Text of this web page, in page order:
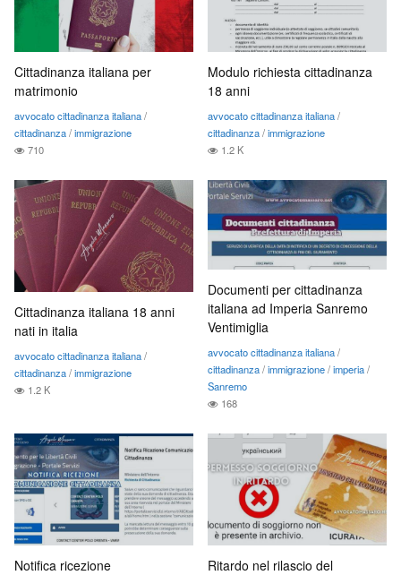
Cittadinanza italiana per
matrimonio
avvocato cittadinanza italiana/
cittadinanza/immigrazione
710
Modulo richiesta cittadinanza
18 anni
avvocato cittadinanza italiana/
cittadinanza/immigrazione
1.2 K
Cittadinanza italiana 18 anni
nati in italia
avvocato cittadinanza italiana/
cittadinanza/immigrazione
1.2 K
Documenti per cittadinanza
italiana ad Imperia Sanremo
Ventimiglia
avvocato cittadinanza italiana/
cittadinanza/immigrazione/imperia/
Sanremo
168
Notifica ricezione
Ritardo nel rilascio del